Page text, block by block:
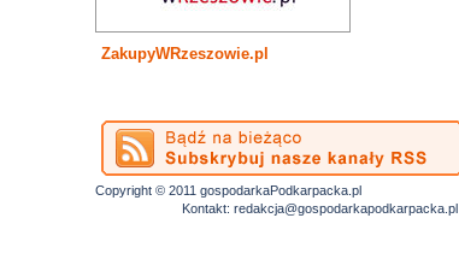
ZakupyWRzeszowie.pl
Copyright © 2011 gospodarkaPodkarpacka.pl
Kontakt: redakcja@gospodarkapodkarpacka.pl